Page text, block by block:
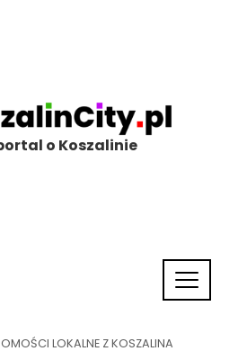
o Koszalinie
LOKALNE Z KOSZALINA